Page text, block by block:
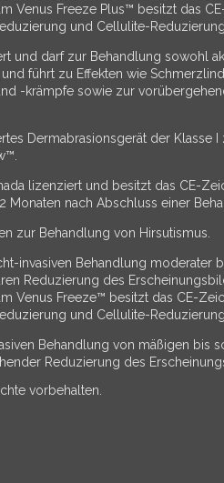
Venus Freeze Plus™ besitzt das
und Cellulite-
und darf zur Behandlung sowohl
führt zu Effekten wie
-krämpfe sowie zur
Dermabrasionsgerät der
lizenziert und besitzt das CE-
Monaten nach Abschluss einer
zur Behandlung von Hirsutismus.
invasiven Behandlung moderater
Reduzierung des
Venus Freeze™ besitzt das CE-
und Cellulite-
Behandlung von mäßigen
Reduzierung des
vorbehalten.